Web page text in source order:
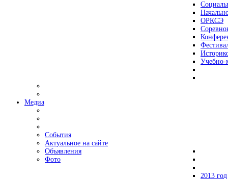
ОРКСЭ
Учебно-
Медиа
События
Актуальное на сайте
Объявления
Фото
2013 год